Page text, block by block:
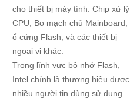
cho thiết bị máy tính: Chip xử lý
CPU, Bo mạch chủ Mainboard,
ổ cứng Flash, và các thiết bị
ngoại vi khác.
Trong lĩnh vực bộ nhớ Flash,
Intel chính là thương hiệu được
nhiều người tin dùng sử dụng.